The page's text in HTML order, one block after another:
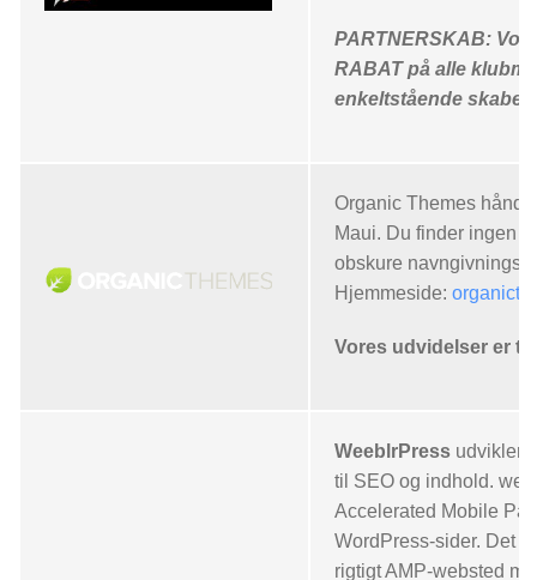
PARTNERSKAB:
RABAT på alle
enkeltstående
Organic Themes
Maui. Du finder ingen
obskure
Hjemmeside:
Vores udvidelser er
WeeblrPress udvikler
til SEO og indhold.
Accelerated Mobile
WordPress-sider. Det
rigtigt AMP-websted